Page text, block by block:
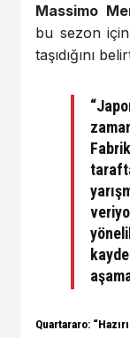
Massimo
bu sezon
taşıdığını
Quartararo: